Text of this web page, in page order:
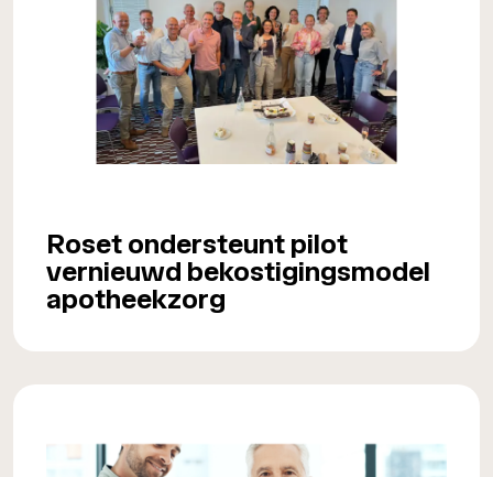
Roset ondersteunt pilot
vernieuwd bekostigingsmodel
apotheekzorg